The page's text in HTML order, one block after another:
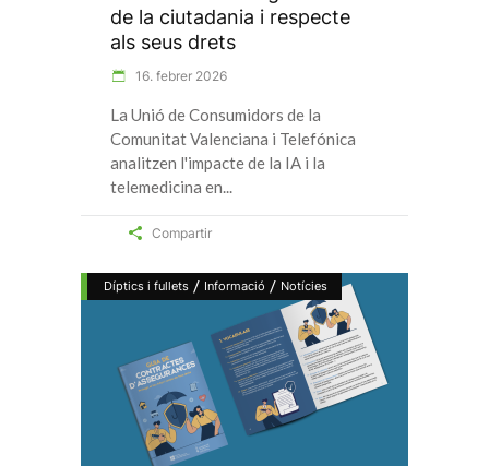
de la ciutadania i respecte
als seus drets
16. febrer 2026
La Unió de Consumidors de la
Comunitat Valenciana i Telefónica
analitzen l'impacte de la IA i la
telemedicina en
Compartir
Díptics i fullets / Informació / Notícies